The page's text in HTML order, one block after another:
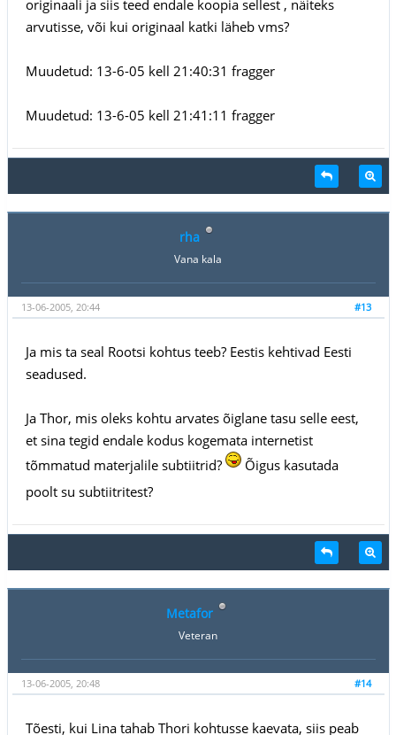
originaali ja siis teed endale koopia sellest , näiteks
arvutisse, või kui originaal katki läheb vms?
Muudetud: 13-6-05 kell 21:40:31 fragger
Muudetud: 13-6-05 kell 21:41:11 fragger
rha
Vana kala
#13
13-06-2005, 20:44
Ja mis ta seal Rootsi kohtus teeb? Eestis kehtivad Eesti
seadused.
Ja Thor, mis oleks kohtu arvates õiglane tasu selle eest,
et sina tegid endale kodus kogemata internetist
tõmmatud materjalile subtiitrid?
Õigus kasutada
poolt su subtiitritest?
Metafor
Veteran
#14
13-06-2005, 20:48
Tõesti, kui Lina tahab Thori kohtusse kaevata, siis peab